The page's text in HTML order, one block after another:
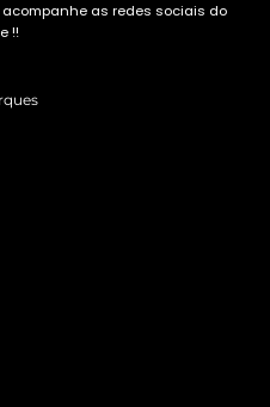
acompanhe as redes sociais do
!!